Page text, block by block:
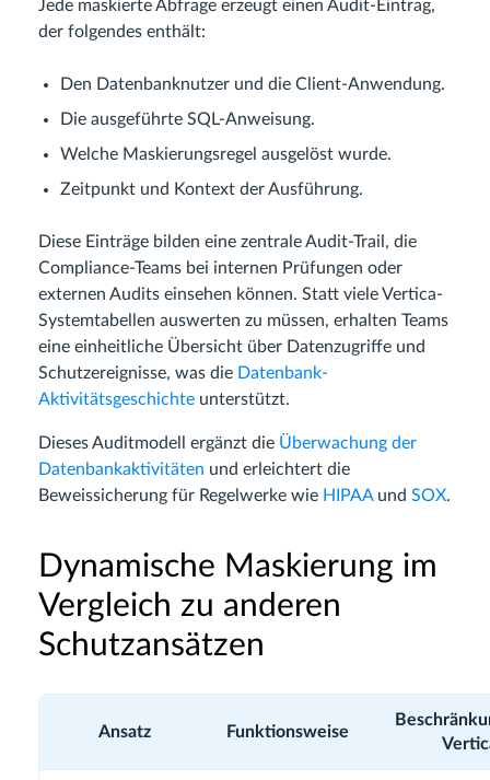
Jede maskierte Abfrage erzeugt einen Audit-Eintrag,
der folgendes enthält:
Den Datenbanknutzer und die Client-Anwendung.
Die ausgeführte SQL-Anweisung.
Welche Maskierungsregel ausgelöst wurde.
Zeitpunkt und Kontext der Ausführung.
Diese Einträge bilden eine zentrale Audit-Trail, die
Compliance-Teams bei internen Prüfungen oder
externen Audits einsehen können. Statt viele Vertica-
Systemtabellen auswerten zu müssen, erhalten Teams
eine einheitliche Übersicht über Datenzugriffe und
Schutzereignisse, was die Datenbank-
Aktivitätsgeschichte unterstützt.
Dieses Auditmodell ergänzt die Überwachung der
Datenbankaktivitäten und erleichtert die
Beweissicherung für Regelwerke wie HIPAAund SOX.
Dynamische Maskierung im
Vergleich zu anderen
Schutzansätzen
Ansatz Funktionsweise